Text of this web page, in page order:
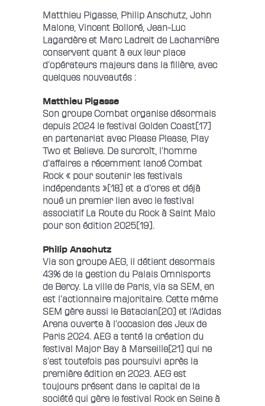
Matthieu Pigasse, Philip Anschutz, John
Malone, Vincent Bolloré, Jean-Luc
Lagardère et Marc Ladreit de Lacharrière
conservent quant à eux leur place
d’opérateurs majeurs dans la filière, avec
quelques nouveautés :
Matthieu Pigasse
Son groupe Combat organise désormais
depuis 2024 le festival Golden Coast[17]
en partenariat avec Please Please, Play
Two et Believe. De surcroît, l’homme
d’affaires a récemment lancé Combat
Rock « pour soutenir les festivals
indépendants »[18] et a d’ores et déjà
noué un premier lien avec le festival
associatif La Route du Rock à Saint Malo
pour son édition 2025[19].
Philip Anschutz
Via son groupe AEG, il détient desormais
43% de la gestion du Palais Omnisports
de Bercy. La ville de Paris, via sa SEM, en
est l’actionnaire majoritaire. Cette même
SEM gère aussi le Bataclan[20] et l’Adidas
Arena ouverte à l’occasion des Jeux de
Paris 2024. AEG a tenté la création du
festival Major Bay à Marseille[21] qui ne
s’est toutefois pas poursuivi après la
première édition en 2023. AEG est
toujours présent dans le capital de la
société qui gère le festival Rock en Seine à